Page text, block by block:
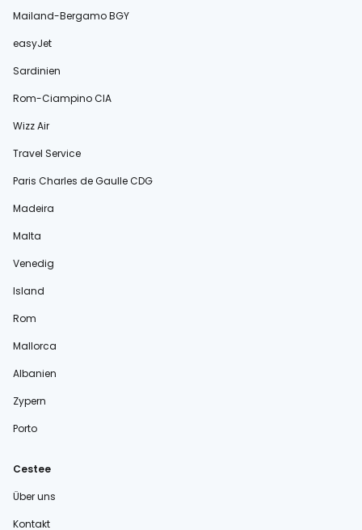
Mailand-Bergamo BGY
easyJet
Sardinien
Rom-Ciampino CIA
Wizz Air
Travel Service
Paris Charles de Gaulle CDG
Madeira
Malta
Venedig
Island
Rom
Mallorca
Albanien
Zypern
Porto
Cestee
Über uns
Kontakt